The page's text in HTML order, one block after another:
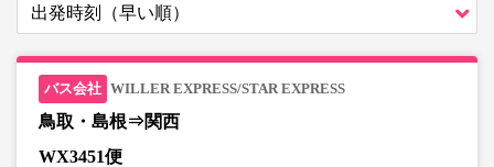
WILLER EXPRESS/STAR EXPRESS
鳥取・島根⇒関西
WX3451便